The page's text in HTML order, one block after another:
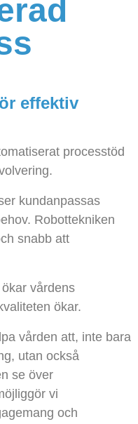
effektiv
processtöd
kundanpassas
Robottekniken
snabb att
vårdens
ökar.
vården att, inte bara
utan också
se över
vi
och